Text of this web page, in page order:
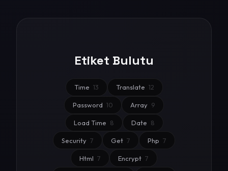
Etiket Bulutu
Time 13 Translate 12
Password 10 Array 9
Load Time 8 Date 8
Security 7 Get 7 Php 7
Html 7 Encrypt 7